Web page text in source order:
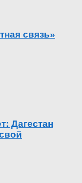
связь»
Дагестан